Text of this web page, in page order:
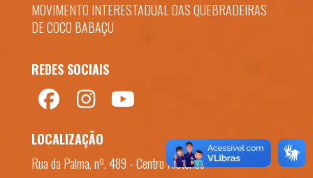
MOVIMENTO INTERESTADUAL DAS QUEBRADEIRAS
DE COCO BABAÇU
REDES SOCIAIS
LOCALIZAÇÃO
Rua da Palma, nº. 489 - Centro Histórico